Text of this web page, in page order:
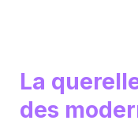
La
des